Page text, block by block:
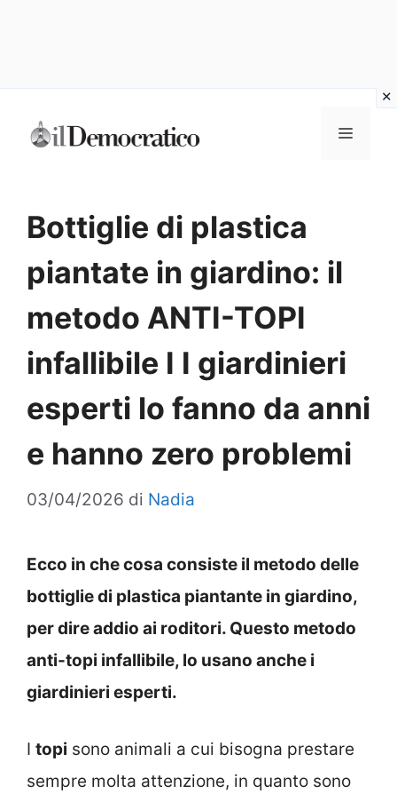
Menu
Bottiglie di plastica
piantate in giardino: il
metodo ANTI-TOPI
infallibile I I giardinieri
esperti lo fanno da anni
e hanno zero problemi
03/04/2026 di Nadia
Ecco in che cosa consiste il metodo delle
bottiglie di plastica piantante in giardino,
per dire addio ai roditori. Questo metodo
anti-topi infallibile, lo usano anche i
giardinieri esperti.
I topi sono animali a cui bisogna prestare
sempre molta attenzione, in quanto sono